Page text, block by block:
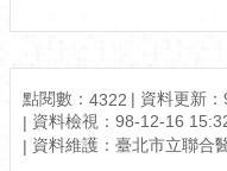
點閱數： 4322
資料更新
資料檢視：98-12-16
資料維護：臺北市立聯合